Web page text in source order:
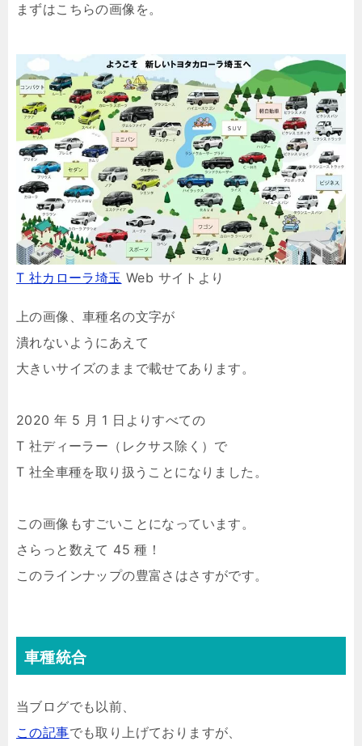
まずはこちらの画像を。
T 社カローラ埼玉 Web サイトより
上の画像、車種名の文字が
潰れないようにあえて
大きいサイズのままで載せてあります。
2020 年 5 月 1 日よりすべての
T 社ディーラー（レクサス除く）で
T 社全車種を取り扱うことになりました。
この画像もすごいことになっています。
さらっと数えて 45 種！
このラインナップの豊富さはさすがです。
車種統合
当ブログでも以前、
この記事でも取り上げておりますが、